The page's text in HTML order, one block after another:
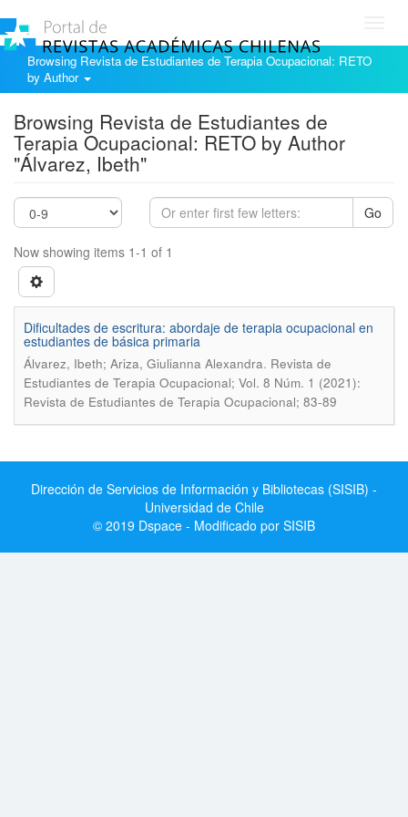
Browsing Revista de Estudiantes de Terapia Ocupacional: RETO
by Author
Browsing Revista de Estudiantes de
Terapia Ocupacional: RETO by Author
"Álvarez, Ibeth"
Go
Now showing items 1-1 of 1
Dificultades de escritura: abordaje de terapia ocupacional en
estudiantes de básica primaria
Álvarez, Ibeth; Ariza, Giulianna Alexandra. Revista de
Estudiantes de Terapia Ocupacional; Vol. 8 Núm. 1 (2021):
Revista de Estudiantes de Terapia Ocupacional; 83-89
Dirección de Servicios de Información y Bibliotecas (SISIB) -
Universidad de Chile
© 2019 Dspace - Modificado por SISIB